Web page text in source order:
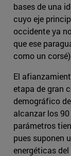
bases de una
cuyo eje
occidente ya
que ese
como un
El
etapa de gran
demográfico
alcanzar los
parámetros
pues suponen
energéticas